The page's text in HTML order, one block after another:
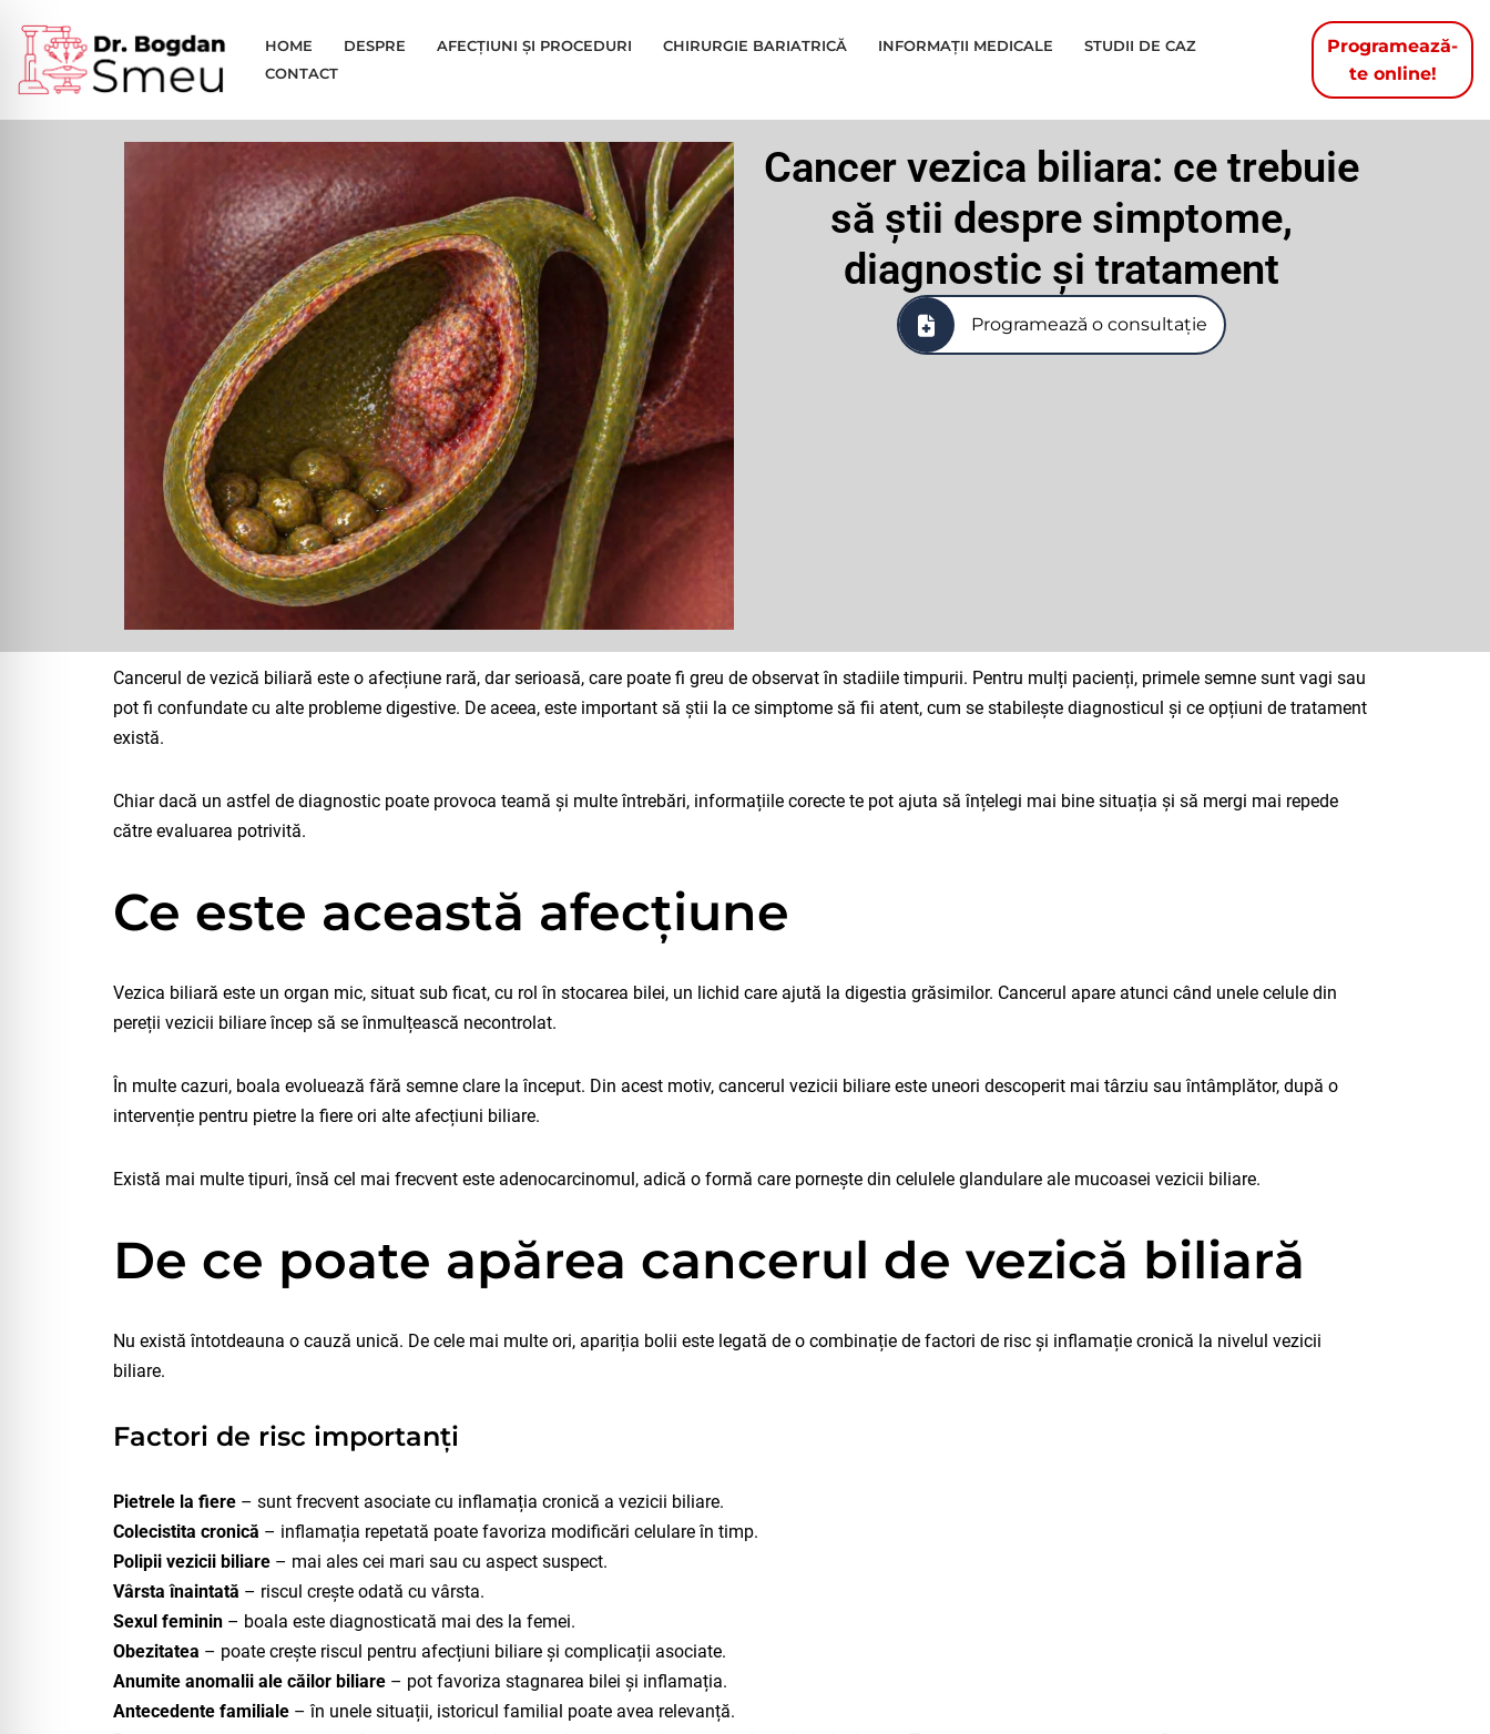
Sari
la
conținut
HOME DESPRE AFECȚIUNI ȘI PROCEDURI CHIRURGIE BARIATRICĂ INFORMAȚII MEDICALE
STUDII DE CAZ
CONTACT
Programează-
te online!
Cancer vezica biliara: ce trebuie
să știi despre simptome,
diagnostic și tratament
Programează o consultație
Cancerul de vezică biliară este o afecțiune rară, dar serioasă, care poate fi greu de observat în stadiile timpurii. Pentru mulți pacienți, primele semne sunt vagi sau
pot fi confundate cu alte probleme digestive. De aceea, este important să știi la ce simptome să fii atent, cum se stabilește diagnosticul și ce opțiuni de tratament
există.
Chiar dacă un astfel de diagnostic poate provoca teamă și multe întrebări, informațiile corecte te pot ajuta să înțelegi mai bine situația și să mergi mai repede
către evaluarea potrivită.
Ce este această afecțiune
Vezica biliară este un organ mic, situat sub ficat, cu rol în stocarea bilei, un lichid care ajută la digestia grăsimilor. Cancerul apare atunci când unele celule din
pereții vezicii biliare încep să se înmulțească necontrolat.
În multe cazuri, boala evoluează fără semne clare la început. Din acest motiv, cancerul vezicii biliare este uneori descoperit mai târziu sau întâmplător, după o
intervenție pentru pietre la fiere ori alte afecțiuni biliare.
Există mai multe tipuri, însă cel mai frecvent este adenocarcinomul, adică o formă care pornește din celulele glandulare ale mucoasei vezicii biliare.
De ce poate apărea cancerul de vezică biliară
Nu există întotdeauna o cauză unică. De cele mai multe ori, apariția bolii este legată de o combinație de factori de risc și inflamație cronică la nivelul vezicii
biliare.
Factori de risc importanți
Pietrele la fiere – sunt frecvent asociate cu inflamația cronică a vezicii biliare.
Colecistita cronică – inflamația repetată poate favoriza modificări celulare în timp.
Polipii vezicii biliare – mai ales cei mari sau cu aspect suspect.
Vârsta înaintată – riscul crește odată cu vârsta.
Sexul feminin – boala este diagnosticată mai des la femei.
Obezitatea – poate crește riscul pentru afecțiuni biliare și complicații asociate.
Anumite anomalii ale căilor biliare – pot favoriza stagnarea bilei și inflamația.
Antecedente familiale – în unele situații, istoricul familial poate avea relevanță.